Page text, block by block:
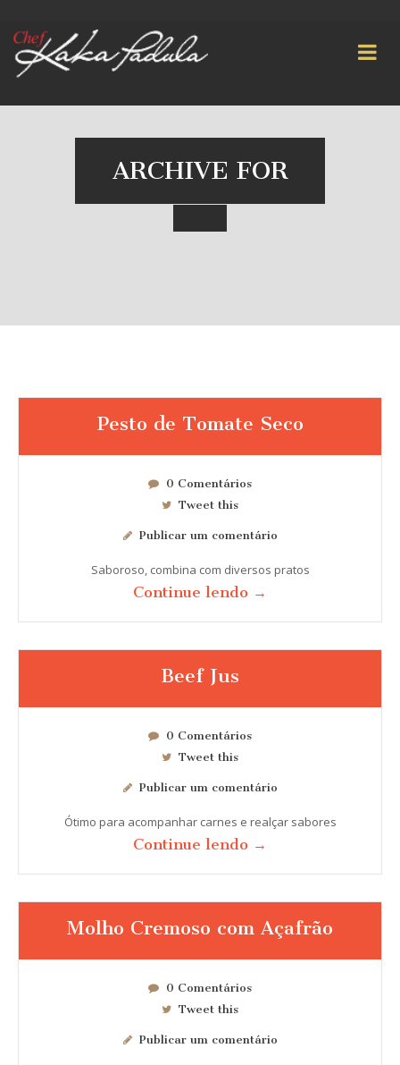
ARCHIVE FOR
Pesto de Tomate Seco
0 Comentários
Tweet this
Publicar um comentário
Saboroso, combina com diversos pratos
Continue lendo →
Beef Jus
0 Comentários
Tweet this
Publicar um comentário
Ótimo para acompanhar carnes e realçar sabores
Continue lendo →
Molho Cremoso com Açafrão
0 Comentários
Tweet this
Publicar um comentário